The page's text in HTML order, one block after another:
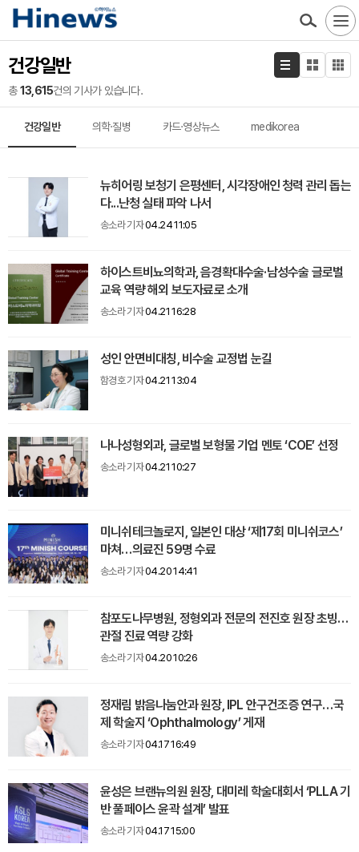
건강일반
총13,615건의 기사가 있습니다.
건강일반 의학·질병 카드·영상뉴스 medikorea
뉴히어링 보청기 은평센터, 시각장애인 청력 관리 돕는
다...난청 실태 파악 나서
송소라 기자04.24 11:05
하이스트비뇨의학과, 음경확대수술·남성수술 글로벌
교육 역량 해외 보도자료로 소개
송소라 기자04.21 16:28
성인 안면비대칭, 비수술 교정법 눈길
함경호 기자04.21 13:04
나나성형외과, 글로벌 보형물 기업 멘토 ‘COE’ 선정
송소라 기자04.21 10:27
미니쉬테크놀로지, 일본인 대상 ‘제17회 미니쉬코스’
마쳐…의료진 59명 수료
송소라 기자04.20 14:41
참포도나무병원, 정형외과 전문의 전진호 원장 초빙…
관절 진료 역량 강화
송소라 기자04.20 10:26
정재림 밝음나눔안과 원장, IPL 안구건조증 연구…국
제 학술지 ‘Ophthalmology’ 게재
송소라 기자04.17 16:49
윤성은 브랜뉴의원 원장, 대미레 학술대회서 ‘PLLA 기
반 풀페이스 윤곽 설계’ 발표
송소라 기자04.17 15:00